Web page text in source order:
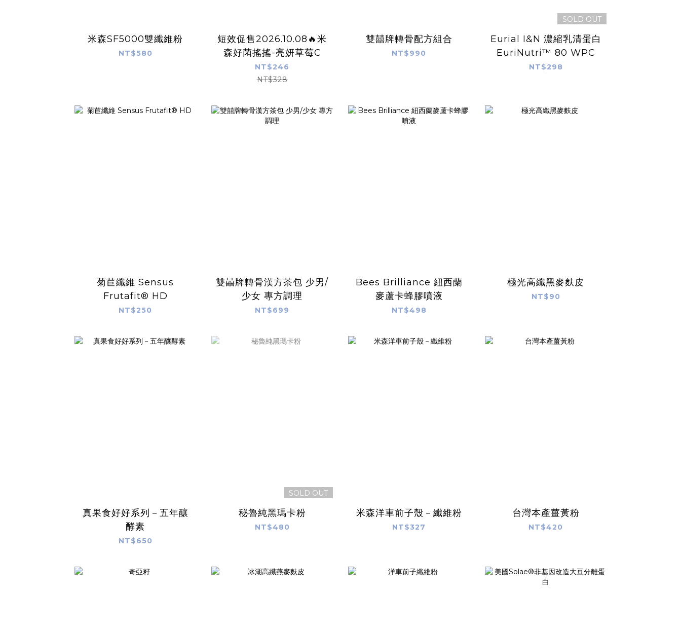
米森SF5000雙纖維粉
NT$580
短效促售2026.10.08🔥米
森好菌搖搖-亮妍草莓C
NT$246
NT$328
雙囍牌轉骨配方組合
NT$990
SOLD OUT
Eurial I&N 濃縮乳清蛋白
EuriNutri™ 80 WPC
NT$298
菊苣纖維 Sensus
Frutafit® HD
NT$250
雙囍牌轉骨漢方茶包 少男/
少女 專方調理
NT$699
Bees Brilliance 紐西蘭
麥蘆卡蜂膠噴液
NT$498
極光高纖黑麥麩皮
NT$90
真果食好好系列－五年釀
酵素
NT$650
SOLD OUT
秘魯純黑瑪卡粉
NT$480
米森洋車前子殼－纖維粉
NT$327
台灣本產薑黃粉
NT$420